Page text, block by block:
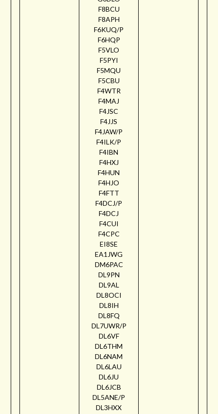
F8BCU
F8APH
F6KUQ/P
F6HQP
F5VLO
F5PYI
F5MQU
F5CBU
F4WTR
F4MAJ
F4JSC
F4JJS
F4JAW/P
F4ILK/P
F4IBN
F4HXJ
F4HUN
F4HJO
F4FTT
F4DCJ/P
F4DCJ
F4CUI
F4CPC
EI8SE
EA1JWG
DM6PAC
DL9PN
DL9AL
DL8OCI
DL8IH
DL8FQ
DL7UWR/P
DL6VF
DL6THM
DL6NAM
DL6LAU
DL6JU
DL6JCB
DL5ANE/P
DL3HXX